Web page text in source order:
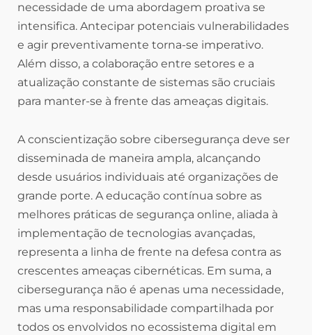
necessidade de uma abordagem proativa se
intensifica. Antecipar potenciais vulnerabilidades
e agir preventivamente torna-se imperativo.
Além disso, a colaboração entre setores e a
atualização constante de sistemas são cruciais
para manter-se à frente das ameaças digitais.
A conscientização sobre cibersegurança deve ser
disseminada de maneira ampla, alcançando
desde usuários individuais até organizações de
grande porte. A educação contínua sobre as
melhores práticas de segurança online, aliada à
implementação de tecnologias avançadas,
representa a linha de frente na defesa contra as
crescentes ameaças cibernéticas. Em suma, a
cibersegurança não é apenas uma necessidade,
mas uma responsabilidade compartilhada por
todos os envolvidos no ecossistema digital em